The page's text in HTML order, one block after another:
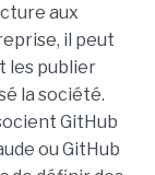
aux
il peut
les publier
la société.
GitHub
ou GitHub